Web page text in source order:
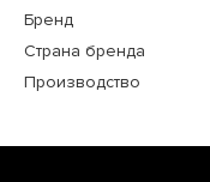
Бренд
Страна бренда
Производство